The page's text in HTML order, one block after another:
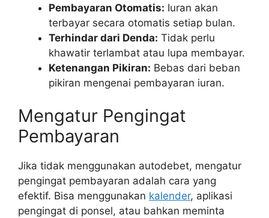
Pembayaran Otomatis: Iuran akan
terbayar secara otomatis setiap bulan.
Terhindar dari Denda: Tidak perlu
khawatir terlambat atau lupa membayar.
Ketenangan Pikiran: Bebas dari beban
pikiran mengenai pembayaran iuran.
Mengatur Pengingat
Pembayaran
Jika tidak menggunakan autodebet, mengatur
pengingat pembayaran adalah cara yang
efektif. Bisa menggunakan kalender, aplikasi
pengingat di ponsel, atau bahkan meminta